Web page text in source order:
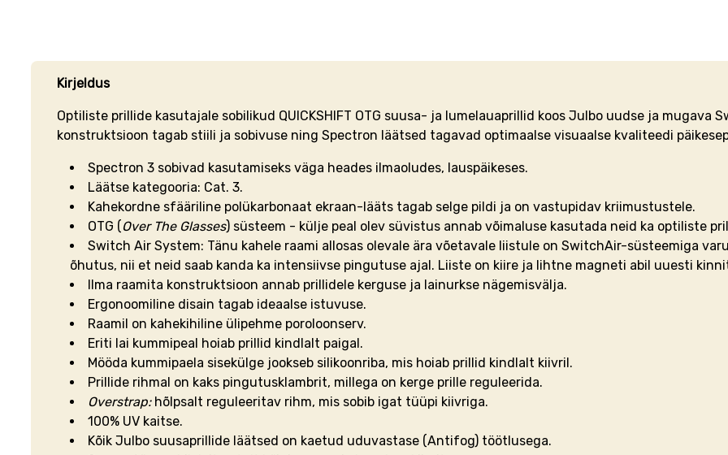
Kirjeldus
Optiliste prillide kasutajale sobilikud QUICKSHIFT OTG suusa- ja lumelauaprillid koos Julbo uudse ja mugava
konstruktsioon tagab stiili ja sobivuse ning Spectron läätsed tagavad optimaalse visuaalse kvaliteedi
Spectron 3 sobivad kasutamiseks väga heades ilmaoludes, lauspäikeses.
Läätse kategooria: Cat. 3.
Kahekordne sfääriline polükarbonaat ekraan-lääts tagab selge pildi ja on vastupidav kriimustustele.
OTG (Over The Glasses) süsteem - külje peal olev süvistus annab võimaluse kasutada neid ka optiliste
Switch Air System: Tänu kahele raami allosas olevale ära võetavale liistule on SwitchAir-süsteemiga
õhutus, nii et neid saab kanda ka intensiivse pingutuse ajal. Liiste on kiire ja lihtne magneti abil uuesti
Ilma raamita konstruktsioon annab prillidele kerguse ja lainurkse nägemisvälja.
Ergonoomiline disain tagab ideaalse istuvuse.
Raamil on kahekihiline ülipehme poroloonserv.
Eriti lai kummipeal hoiab prillid kindlalt paigal.
Mööda kummipaela sisekülge jookseb silikoonriba, mis hoiab prillid kindlalt kiivril.
Prillide rihmal on kaks pingutusklambrit, millega on kerge prille reguleerida.
Overstrap:hõlpsalt reguleeritav rihm, mis sobib igat tüüpi kiivriga.
100% UV kaitse.
Kõik Julbo suusaprillide läätsed on kaetud uduvastase (Antifog) töötlusega.